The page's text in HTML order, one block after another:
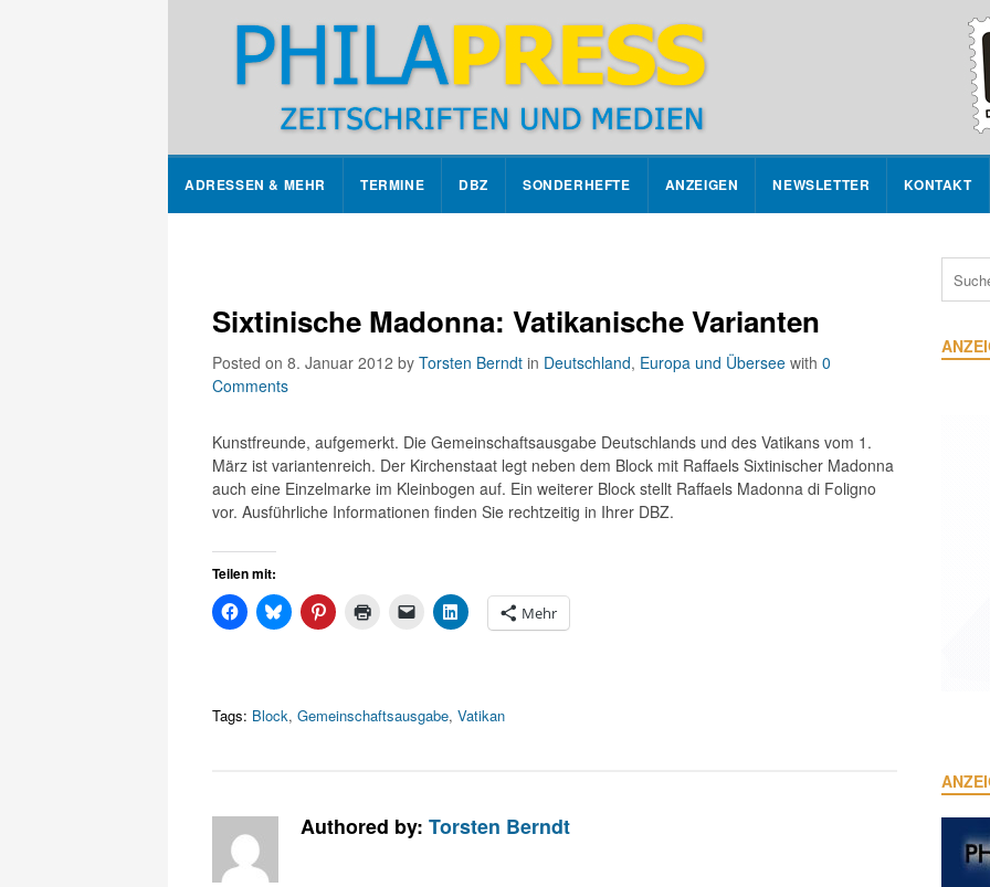
ADRESSEN & MEHR TERMINE DBZ SONDERHEFTE ANZEIGEN NEWSLETTER KONTAKT
Sixtinische Madonna: Vatikanische Varianten
Posted on 8. Januar 2012 by Torsten Berndt in Deutschland, Europa und Übersee with 0
Comments
Kunstfreunde, aufgemerkt. Die Gemeinschaftsausgabe Deutschlands und des Vatikans vom 1.
März ist variantenreich. Der Kirchenstaat legt neben dem Block mit Raffaels Sixtinischer Madonna
auch eine Einzelmarke im Kleinbogen auf. Ein weiterer Block stellt Raffaels Madonna di Foligno
vor. Ausführliche Informationen finden Sie rechtzeitig in Ihrer DBZ.
Teilen mit:
Mehr
Tags: Block, Gemeinschaftsausgabe, Vatikan
Authored by: Torsten Berndt